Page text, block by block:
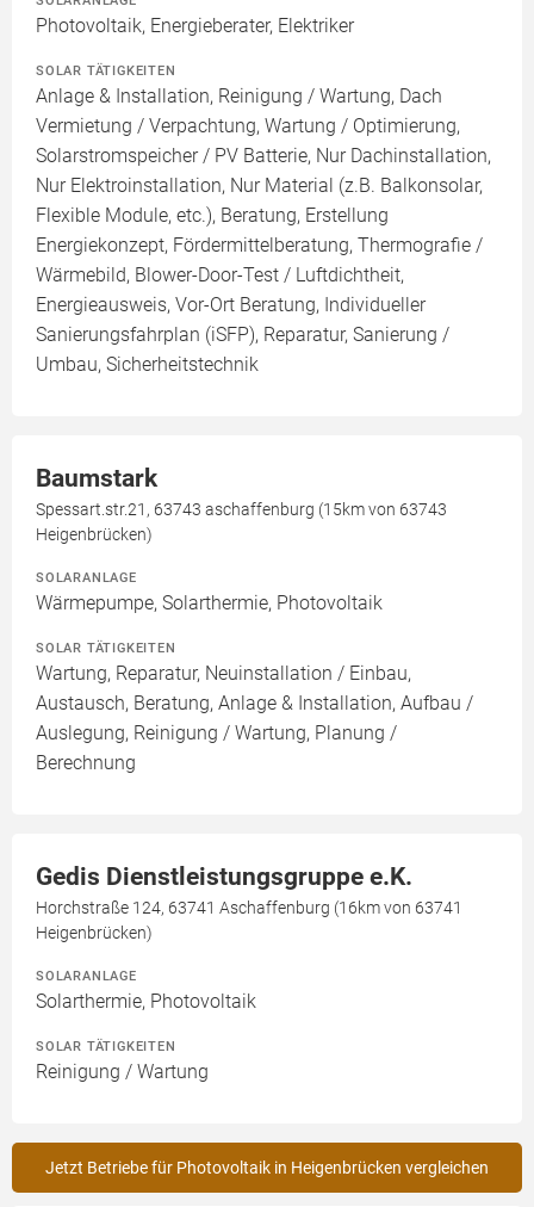
Photovoltaik, Energieberater, Elektriker
SOLAR TÄTIGKEITEN
Anlage & Installation, Reinigung / Wartung, Dach
Vermietung / Verpachtung, Wartung / Optimierung,
Solarstromspeicher / PV Batterie, Nur Dachinstallation,
Nur Elektroinstallation, Nur Material (z.B. Balkonsolar,
Flexible Module, etc.), Beratung, Erstellung
Energiekonzept, Fördermittelberatung, Thermografie /
Wärmebild, Blower-Door-Test / Luftdichtheit,
Energieausweis, Vor-Ort Beratung, Individueller
Sanierungsfahrplan (iSFP), Reparatur, Sanierung /
Umbau, Sicherheitstechnik
Baumstark
Spessart.str.21, 63743 aschaffenburg (15km von 63743
Heigenbrücken)
SOLARANLAGE
Wärmepumpe, Solarthermie, Photovoltaik
SOLAR TÄTIGKEITEN
Wartung, Reparatur, Neuinstallation / Einbau,
Austausch, Beratung, Anlage & Installation, Aufbau /
Auslegung, Reinigung / Wartung, Planung /
Berechnung
Gedis Dienstleistungsgruppe e.K.
Horchstraße 124, 63741 Aschaffenburg (16km von 63741
Heigenbrücken)
SOLARANLAGE
Solarthermie, Photovoltaik
SOLAR TÄTIGKEITEN
Reinigung / Wartung
Jetzt Betriebe für Photovoltaik in Heigenbrücken vergleichen